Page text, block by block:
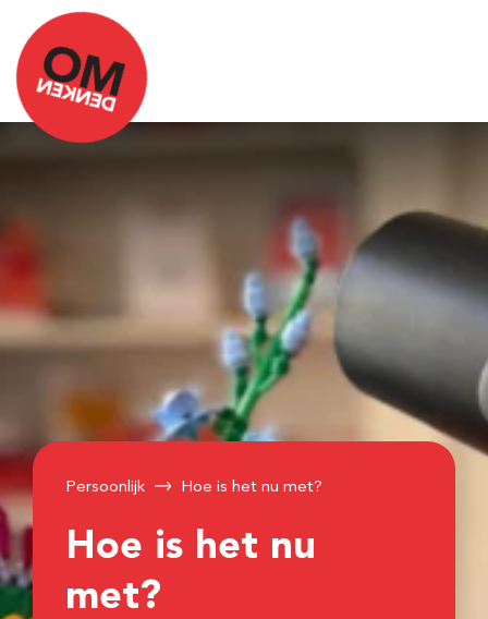
Persoonlijk Hoe is het nu met?
Hoe is het nu
met?